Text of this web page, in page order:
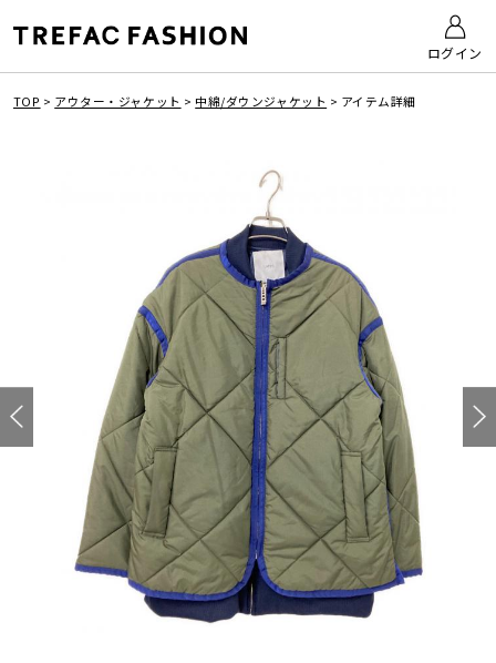
ログイン
TOP > アウター・ジャケット > 中綿/ダウンジャケット > アイテム詳細